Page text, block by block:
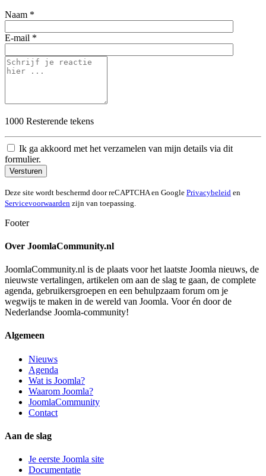
Naam *
E-mail *
1000 Resterende tekens
Ik ga akkoord met het verzamelen van mijn details via dit
formulier.
Versturen
Deze site wordt beschermd door reCAPTCHA en Google Privacybeleid en
Servicevoorwaarden zijn van toepassing.
Footer
Over JoomlaCommunity.nl
JoomlaCommunity.nl is de plaats voor het laatste Joomla nieuws, de
nieuwste vertalingen, artikelen om aan de slag te gaan, de complete
agenda, gebruikersgroepen en een behulpzaam forum om je
wegwijs te maken in de wereld van Joomla. Voor én door de
Nederlandse Joomla-community!
Algemeen
Nieuws
Agenda
Wat is Joomla?
Waarom Joomla?
JoomlaCommunity
Contact
Aan de slag
Je eerste Joomla site
Documentatie